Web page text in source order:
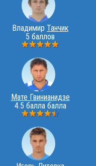
Владимир Танчик
5 баллов
Мате Гвинианидзе
4.5 балла балла